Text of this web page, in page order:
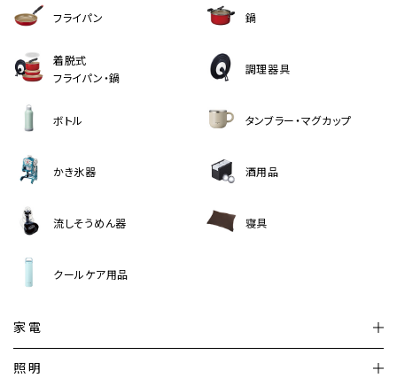
フライパン 鍋
着脱式
フライパン・鍋
調理器具
ボトル タンブラー・マグカップ
かき氷器 酒用品
流しそうめん器 寝具
クールケア用品
家電
照明